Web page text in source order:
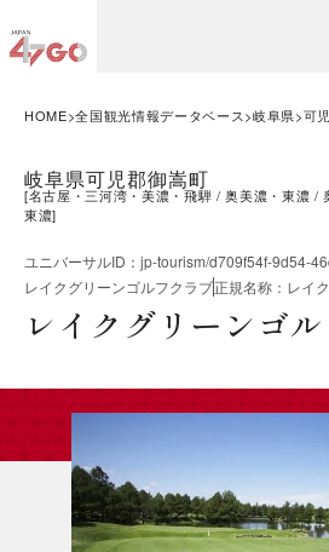
HOME 全国観光情報データベース 岐阜県 可
岐阜県可児郡御嵩町
[名古屋・三河湾・美濃・飛騨 奥美濃・東濃
東濃]
ユニバーサルID ： jp-tourism/d709f54f-9d54-
レイクグリーンゴルフクラブ正規名称 ： レイ
レイクグリーンゴ